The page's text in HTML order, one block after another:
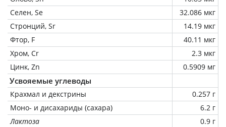
Селен, Se
32.086 мкг
Стронций, Sr
14.19 мкг
Фтор, F
40.11 мкг
Хром, Cr
2.3 мкг
Цинк, Zn
0.5909 мг
Усвояемые углеводы
Крахмал и декстрины
0.257 г
Моно- и дисахариды (сахара)
6.2 г
Лактоза
0.9 г